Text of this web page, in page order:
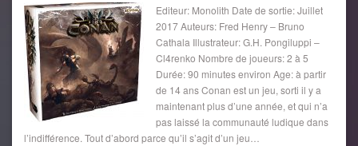
Editeur: Monolith Date de sortie: Juillet
2017 Auteurs: Fred Henry – Bruno
Cathala Illustrateur: G.H. Pongiluppi –
Cl4renko Nombre de joueurs: 2 à 5
Durée: 90 minutes environ Age: à partir
de 14 ans Conan est un jeu, sorti il y a
maintenant plus d’une année, et qui n’a
pas laissé la communauté ludique dans
l’indifférence. Tout d’abord parce qu’il s’agit d’un jeu…